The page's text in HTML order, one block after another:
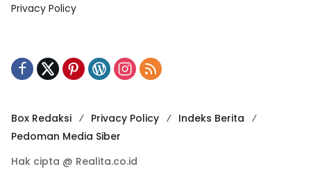
Privacy Policy
Box Redaksi Privacy Policy
Indeks Berita
Pedoman Media Siber
Hak cipta @ Realita.co.id